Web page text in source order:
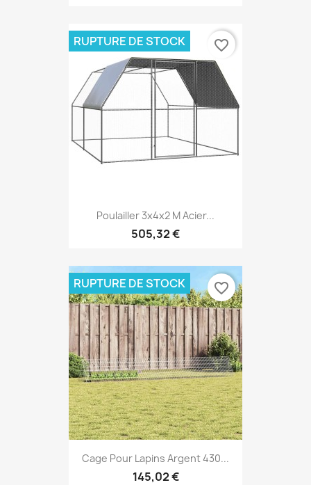
Poulailler 3x4x2 M Acier...
505,32 €
RUPTURE DE STOCK favorite_border
Cage Pour Lapins Argent 430...
145,02 €
RUPTURE DE STOCK favorite_border